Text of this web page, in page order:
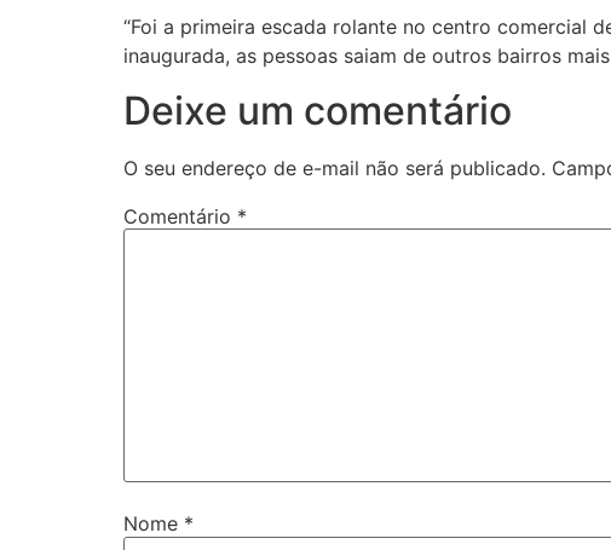
“Foi a primeira escada rolante no centro comercial
inaugurada, as pessoas saiam de outros bairros
Deixe um comentário
O seu endereço de e-mail não será publicado.
Comentário *
Nome *